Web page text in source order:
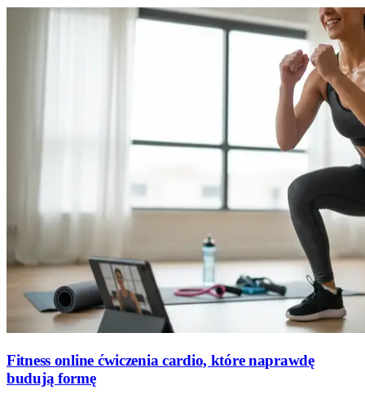
Fitness online ćwiczenia cardio, które naprawdę
budują formę